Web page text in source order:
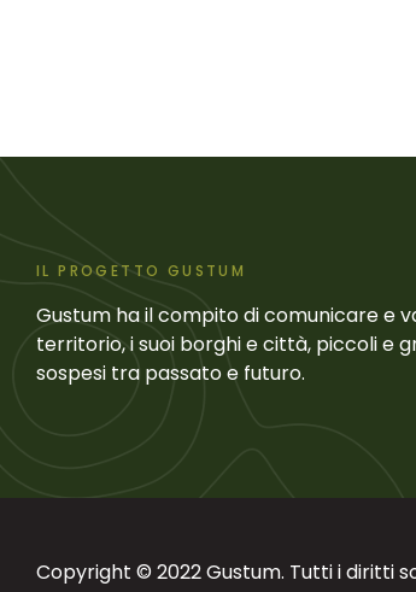
IL PROGETTO GUSTUM
Gustum ha il compito di comunicare e
territorio, i suoi borghi e città, piccoli e
sospesi tra passato e futuro.
Copyright © 2022 Gustum. Tutti i diritti